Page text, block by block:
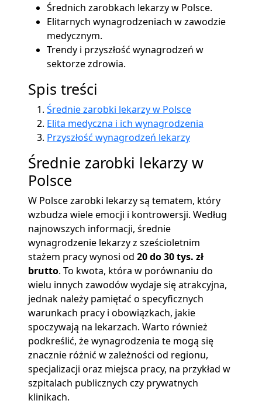
Średnich zarobkach lekarzy w Polsce.
Elitarnych wynagrodzeniach w zawodzie
medycznym.
Trendy i przyszłość wynagrodzeń w
sektorze zdrowia.
Spis treści
Średnie zarobki lekarzy w Polsce
Elita medyczna i ich wynagrodzenia
Przyszłość wynagrodzeń lekarzy
Średnie zarobki lekarzy w
Polsce
W Polsce zarobki lekarzy są tematem, który
wzbudza wiele emocji i kontrowersji. Według
najnowszych informacji, średnie
wynagrodzenie lekarzy z sześcioletnim
stażem pracy wynosi od 20 do 30 tys. zł
brutto. To kwota, która w porównaniu do
wielu innych zawodów wydaje się atrakcyjna,
jednak należy pamiętać o specyficznych
warunkach pracy i obowiązkach, jakie
spoczywają na lekarzach. Warto również
podkreślić, że wynagrodzenia te mogą się
znacznie różnić w zależności od regionu,
specjalizacji oraz miejsca pracy, na przykład w
szpitalach publicznych czy prywatnych
klinikach.